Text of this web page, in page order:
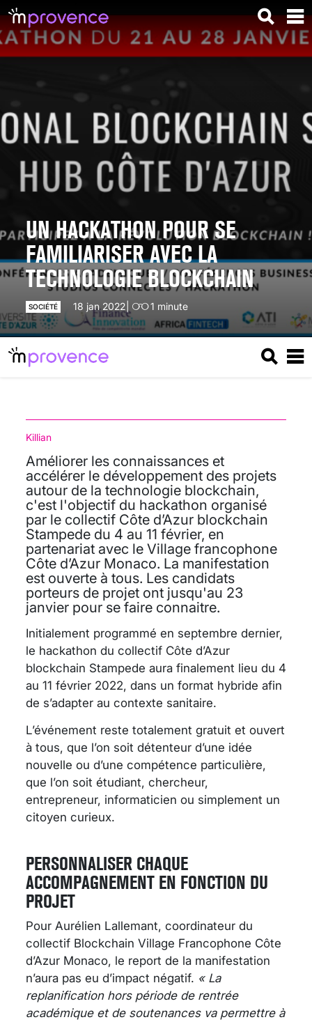
UN HACKATHON POUR SE
FAMILIARISER AVEC LA
TECHNOLOGIE BLOCKCHAIN
SOCIÉTÉ 18 jan 2022 1 minute
Améliorer les connaissances et
accélérer le développement des projets
autour de la technologie blockchain,
c'est l'objectif du hackathon organisé
par le collectif Côte d’Azur blockchain
Stampede du 4 au 11 février, en
partenariat avec le Village francophone
Côte d’Azur Monaco. La manifestation
est ouverte à tous. Les candidats
porteurs de projet ont jusqu'au 23
janvier pour se faire connaitre.
Killian
Initialement programmé en septembre dernier,
le hackathon du collectif Côte d’Azur
blockchain Stampede aura finalement lieu du 4
au 11 février 2022, dans un format hybride afin
de s’adapter au contexte sanitaire.
L’événement reste totalement gratuit et ouvert
à tous, que l’on soit détenteur d’une idée
nouvelle ou d’une compétence particulière,
que l’on soit étudiant, chercheur,
entrepreneur, informaticien ou simplement un
citoyen curieux.
PERSONNALISER CHAQUE
ACCOMPAGNEMENT EN FONCTION DU
PROJET
Pour Aurélien Lallemant, coordinateur du
collectif Blockchain Village Francophone Côte
d’Azur Monaco, le report de la manifestation
n’aura pas eu d’impact négatif. « La
replanification hors période de rentrée
académique et de soutenances va permettre à